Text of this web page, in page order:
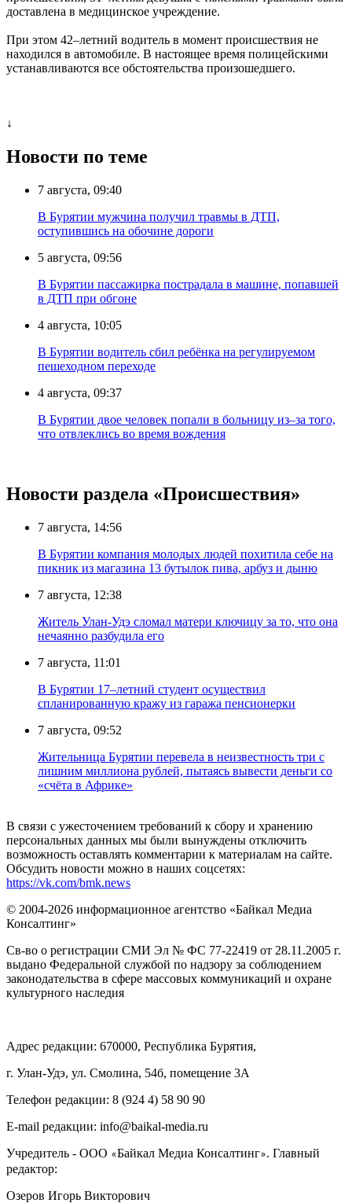
доставлена в медицинское учреждение.
При этом 42–летний водитель в момент происшествия не
находился в автомобиле. В настоящее время полицейскими
устанавливаются все обстоятельства произошедшего.
↓
Новости по теме
7 августа, 09:40
В Бурятии мужчина получил травмы в ДТП,
оступившись на обочине дороги
5 августа, 09:56
В Бурятии пассажирка пострадала в машине, попавшей
в ДТП при обгоне
4 августа, 10:05
В Бурятии водитель сбил ребёнка на регулируемом
пешеходном переходе
4 августа, 09:37
В Бурятии двое человек попали в больницу из–за того,
что отвлеклись во время вождения
Новости раздела «Происшествия»
7 августа, 14:56
В Бурятии компания молодых людей похитила себе на
пикник из магазина 13 бутылок пива, арбуз и дыню
7 августа, 12:38
Житель Улан-Удэ сломал матери ключицу за то, что она
нечаянно разбудила его
7 августа, 11:01
В Бурятии 17–летний студент осуществил
спланированную кражу из гаража пенсионерки
7 августа, 09:52
Жительница Бурятии перевела в неизвестность три с
лишним миллиона рублей, пытаясь вывести деньги со
«счёта в Африке»
В связи с ужесточением требований к сбору и хранению
персональных данных мы были вынуждены отключить
возможность оставлять комментарии к материалам на сайте.
Обсудить новости можно в наших соцсетях:
https://vk.com/bmk.news
© 2004-2026 информационное агентство «Байкал Медиа
Консалтинг»
Св-во о регистрации СМИ Эл № ФС 77-22419 от 28.11.2005 г.
выдано Федеральной службой по надзору за соблюдением
законодательства в сфере массовых коммуникаций и охране
культурного наследия
Адрес редакции: 670000, Республика Бурятия,
г. Улан-Удэ, ул. Смолина, 54б, помещение 3А
Телефон редакции: ‎‎8 (924 4) 58 90 90
E-mail редакции: info@baikal-media.ru
Учредитель - ООО «Байкал Медиа Консалтинг». Главный
редактор:
Озеров Игорь Викторович